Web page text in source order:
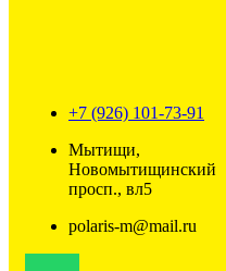
+7 (926) 101-73-91
Мытищи,
Новомытищинский
просп., вл5
polaris-m@mail.ru